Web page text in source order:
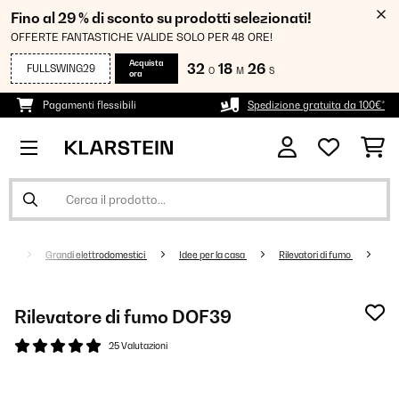
Fino al 29 % di sconto su prodotti selezionati!
OFFERTE FANTASTICHE VALIDE SOLO PER 48 ORE!
FULLSWING29
Acquista
ora
32 O 18 M 26 S
Pagamenti flessibili Spedizione gratuita da 100€*
Grandi elettrodomestici Idee per la casa Rilevatori di fumo
Rilevatore di fumo DOF39
25 Valutazioni